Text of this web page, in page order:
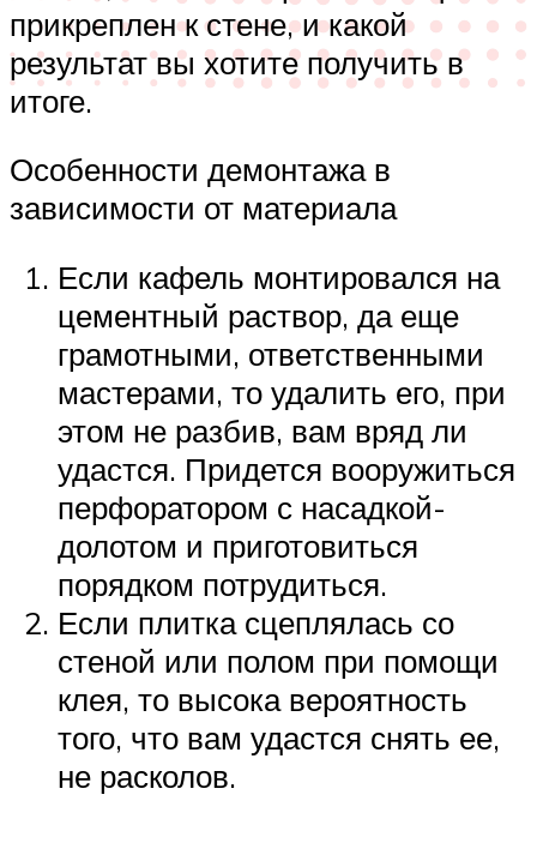
прикреплен к стене, и какой
результат вы хотите получить в
итоге.
Особенности демонтажа в
зависимости от материала
Если кафель монтировался на
цементный раствор, да еще
грамотными, ответственными
мастерами, то удалить его, при
этом не разбив, вам вряд ли
удастся. Придется вооружиться
перфоратором с насадкой-
долотом и приготовиться
порядком потрудиться.
Если плитка сцеплялась со
стеной или полом при помощи
клея, то высока вероятность
того, что вам удастся снять ее,
не расколов.